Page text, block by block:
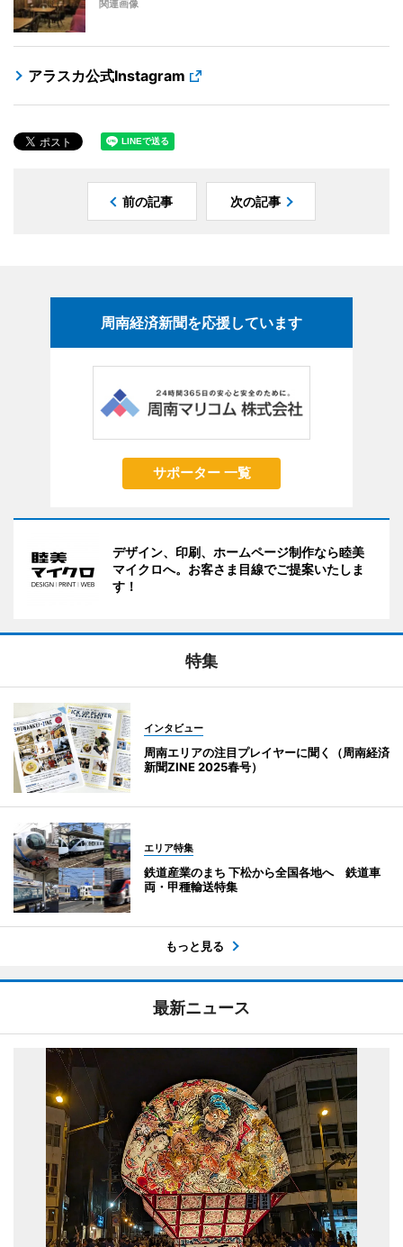
関連画像
アラスカ公式Instagram
前の記事 次の記事
周南経済新聞を応援しています
サポーター 一覧
デザイン、印刷、ホームページ制作なら睦美
マイクロへ。お客さま目線でご提案いたしま
す！
特集
インタビュー
周南エリアの注目プレイヤーに聞く（周南経済
新聞ZINE 2025春号）
エリア特集
鉄道産業のまち 下松から全国各地へ 鉄道車
両・甲種輸送特集
もっと見る
最新ニュース